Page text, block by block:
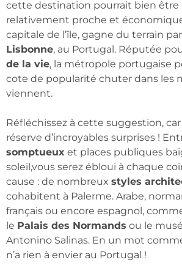
cette destination pourrait bien être
relativement proche et
capitale de l’île, gagne du terrain
Lisbonne, au Portugal. Réputée
de la vie, la métropole portugaise
cote de popularité chuter dans les
viennent.
Réfléchissez à cette suggestion,
réserve d’incroyables surprises !
somptueux et places publiques
soleil,vous serez ébloui à chaque
cause : de nombreux styles
cohabitent à Palerme. Arabe,
français ou encore espagnol,
le Palais des Normands ou le
Antonino Salinas. En un mot
n’a rien à envier au Portugal !